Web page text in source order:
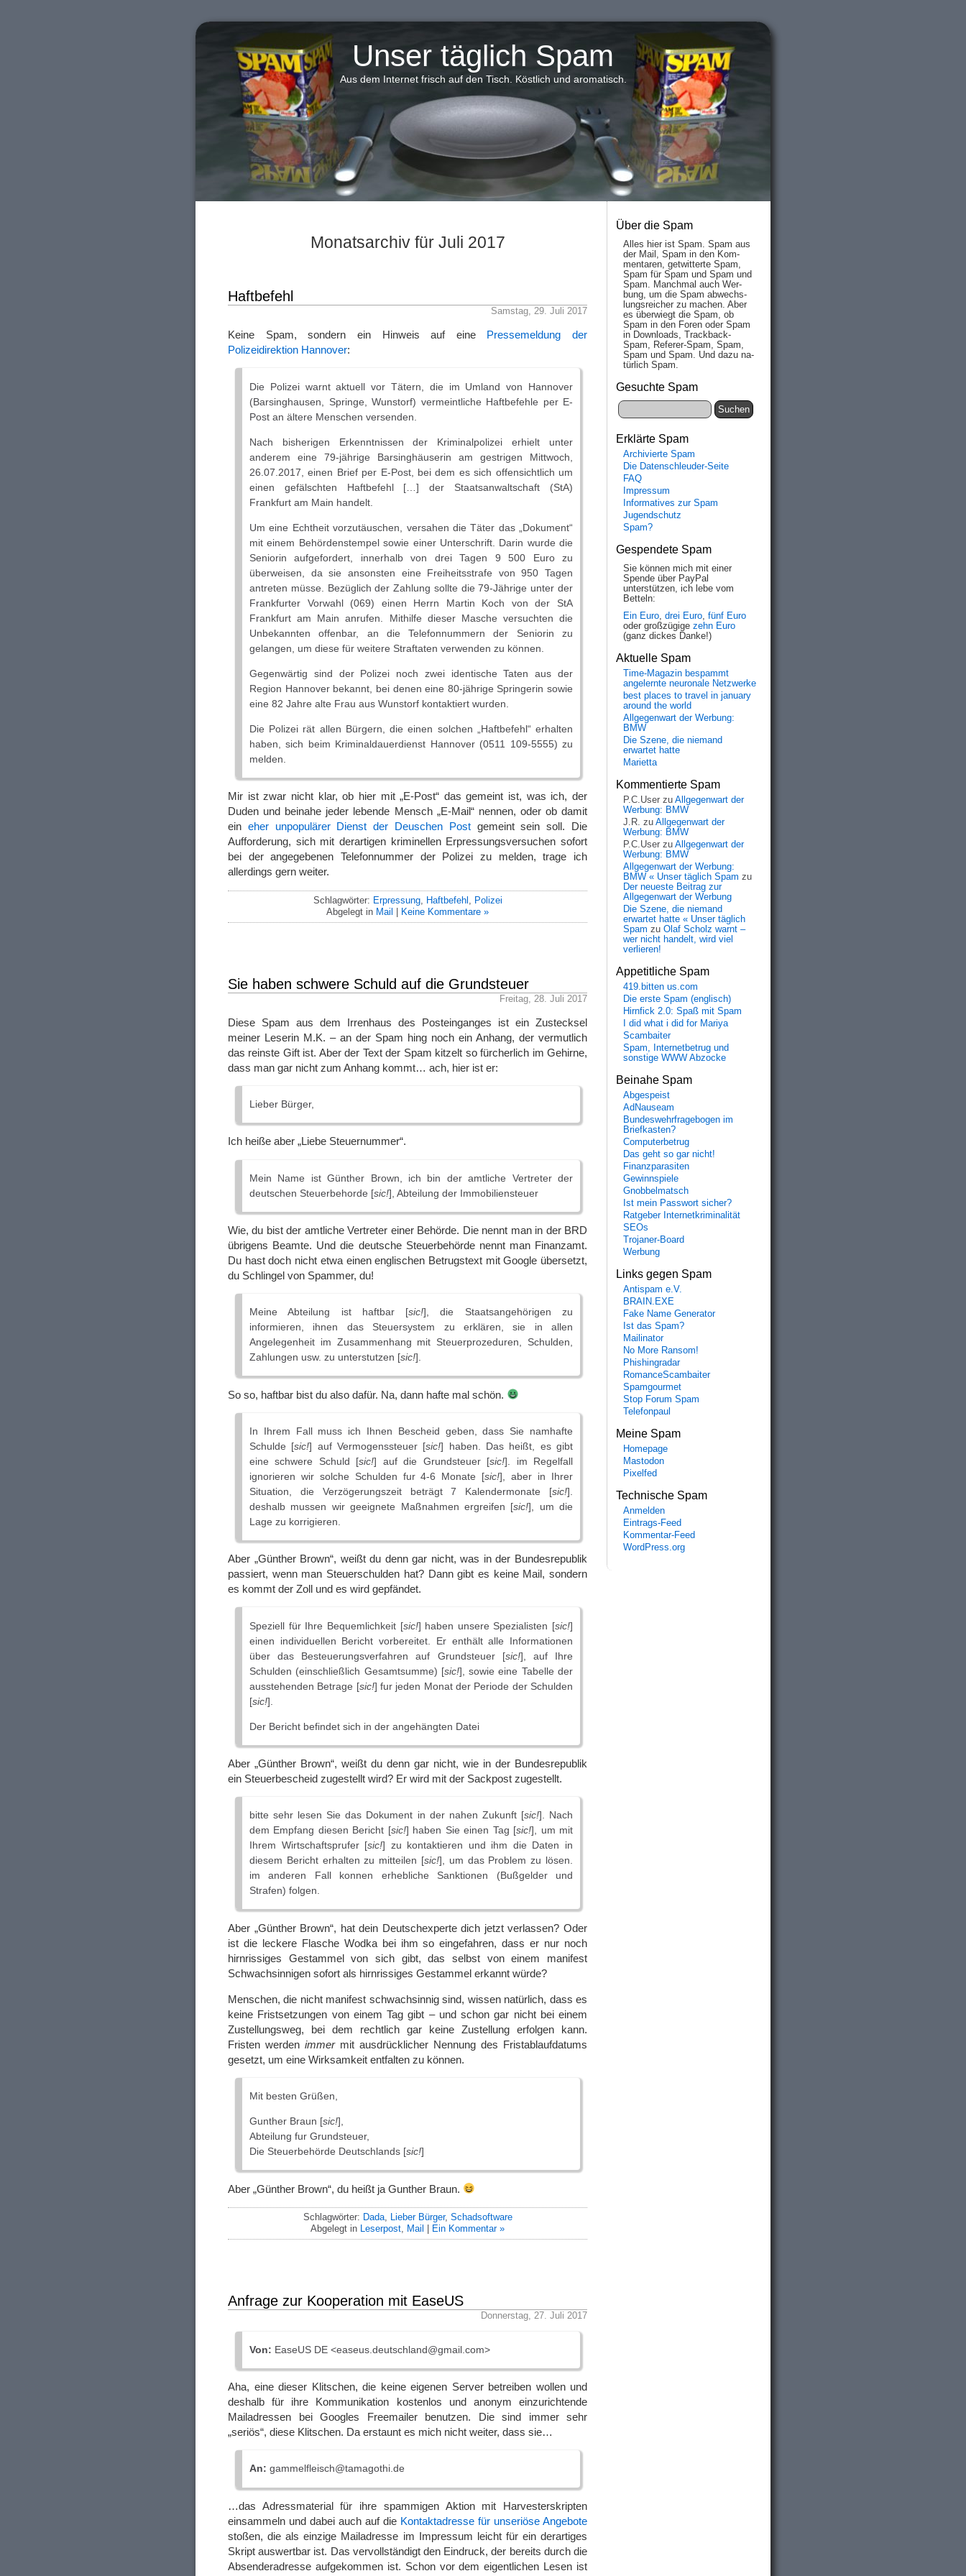
Unser täglich Spam
Aus dem Internet frisch auf den Tisch. Köstlich und aromatisch.
Monatsarchiv für Juli 2017
Haftbefehl
Samstag, 29. Juli 2017
Keine Spam, sondern ein Hinweis auf eine Pressemeldung der
Polizeidirektion Hannover:
Die Polizei warnt aktuell vor Tätern, die im Umland von Hannover
(Barsinghausen, Springe, Wunstorf) vermeintliche Haftbefehle per E-
Post an ältere Menschen versenden.
Nach bisherigen Erkenntnissen der Kriminalpolizei erhielt unter
anderem eine 79-jährige Barsinghäuserin am gestrigen Mittwoch,
26.07.2017, einen Brief per E-Post, bei dem es sich offensichtlich um
einen gefälschten Haftbefehl […] der Staatsanwaltschaft (StA)
Frankfurt am Main handelt.
Um eine Echtheit vorzutäuschen, versahen die Täter das „Dokument“
mit einem Behördenstempel sowie einer Unterschrift. Darin wurde die
Seniorin aufgefordert, innerhalb von drei Tagen 9 500 Euro zu
überweisen, da sie ansonsten eine Freiheitsstrafe von 950 Tagen
antreten müsse. Bezüglich der Zahlung sollte die 79-Jährige unter der
Frankfurter Vorwahl (069) einen Herrn Martin Koch von der StA
Frankfurt am Main anrufen. Mithilfe dieser Masche versuchten die
Unbekannten offenbar, an die Telefonnummern der Seniorin zu
gelangen, um diese für weitere Straftaten verwenden zu können.
Gegenwärtig sind der Polizei noch zwei identische Taten aus der
Region Hannover bekannt, bei denen eine 80-jährige Springerin sowie
eine 82 Jahre alte Frau aus Wunstorf kontaktiert wurden.
Die Polizei rät allen Bürgern, die einen solchen „Haftbefehl“ erhalten
haben, sich beim Kriminaldauerdienst Hannover (0511 109-5555) zu
melden.
Mir ist zwar nicht klar, ob hier mit „E-Post“ das gemeint ist, was ich, der
Duden und beinahe jeder lebende Mensch „E-Mail“ nennen, oder ob damit
ein eher unpopulärer Dienst der Deuschen Postgemeint sein soll. Die
Aufforderung, sich mit derartigen kriminellen Erpressungsversuchen sofort
bei der angegebenen Telefonnummer der Polizei zu melden, trage ich
allerdings gern weiter.
Schlagwörter: Erpressung, Haftbefehl
Polizei
Abgelegt in Mail | Keine Kommentare »
Sie haben schwere Schuld auf die Grundsteuer
Freitag, 28. Juli 2017
Diese Spam aus dem Irrenhaus des Posteinganges ist ein Zustecksel
meiner Leserin M.K. – an der Spam hing noch ein Anhang, der vermutlich
das reinste Gift ist. Aber der Text der Spam kitzelt so fürcherlich im Gehirne,
dass man gar nicht zum Anhang kommt… ach, hier ist er:
Lieber Bürger,
Ich heiße aber „Liebe Steuernummer“.
Mein Name ist Günther Brown, ich bin der amtliche Vertreter der
deutschen Steuerbehorde [sic!], Abteilung der Immobiliensteuer
Wie, du bist der amtliche Vertreter einer Behörde. Die nennt man in der BRD
übrigens Beamte. Und die deutsche Steuerbehörde nennt man Finanzamt.
Du hast doch nicht etwa einen englischen Betrugstext mit Google übersetzt,
du Schlingel von Spammer, du!
Meine Abteilung ist haftbar [sic!], die Staatsangehörigen zu
informieren, ihnen das Steuersystem zu erklären, sie in allen
Angelegenheit im Zusammenhang mit Steuerprozeduren, Schulden,
Zahlungen usw. zu unterstutzen [sic!].
So so, haftbar bist du also dafür. Na, dann hafte mal schön.
In Ihrem Fall muss ich Ihnen Bescheid geben, dass Sie namhafte
Schulde [sic!] auf Vermogenssteuer [sic!] haben. Das heißt, es gibt
eine schwere Schuld [sic!] auf die Grundsteuer [sic!]. im Regelfall
ignorieren wir solche Schulden fur 4-6 Monate [sic!], aber in Ihrer
Situation, die Verzögerungszeit beträgt 7 Kalendermonate [sic!].
deshalb mussen wir geeignete Maßnahmen ergreifen [sic!], um die
Lage zu korrigieren.
Aber „Günther Brown“, weißt du denn gar nicht, was in der Bundesrepublik
passiert, wenn man Steuerschulden hat? Dann gibt es keine Mail, sondern
es kommt der Zoll und es wird gepfändet.
Speziell für Ihre Bequemlichkeit [sic!] haben unsere Spezialisten [sic!]
einen individuellen Bericht vorbereitet. Er enthält alle Informationen
über das Besteuerungsverfahren auf Grundsteuer [sic!], auf Ihre
Schulden (einschließlich Gesamtsumme) [sic!], sowie eine Tabelle der
ausstehenden Betrage [sic!] fur jeden Monat der Periode der Schulden
[sic!].
Der Bericht befindet sich in der angehängten Datei
Aber „Günther Brown“, weißt du denn gar nicht, wie in der Bundesrepublik
ein Steuerbescheid zugestellt wird? Er wird mit der Sackpost zugestellt.
bitte sehr lesen Sie das Dokument in der nahen Zukunft [sic!]. Nach
dem Empfang diesen Bericht [sic!] haben Sie einen Tag [sic!], um mit
Ihrem Wirtschaftsprufer [sic!] zu kontaktieren und ihm die Daten in
diesem Bericht erhalten zu mitteilen [sic!], um das Problem zu lösen.
im anderen Fall konnen erhebliche Sanktionen (Bußgelder und
Strafen) folgen.
Aber „Günther Brown“, hat dein Deutschexperte dich jetzt verlassen? Oder
ist die leckere Flasche Wodka bei ihm so eingefahren, dass er nur noch
hirnrissiges Gestammel von sich gibt, das selbst von einem manifest
Schwachsinnigen sofort als hirnrissiges Gestammel erkannt würde?
Menschen, die nicht manifest schwachsinnig sind, wissen natürlich, dass es
keine Fristsetzungen von einem Tag gibt – und schon gar nicht bei einem
Zustellungsweg, bei dem rechtlich gar keine Zustellung erfolgen kann.
Fristen werden immermit ausdrücklicher Nennung des Fristablaufdatums
gesetzt, um eine Wirksamkeit entfalten zu können.
Mit besten Grüßen,
Gunther Braun [sic!],
Abteilung fur Grundsteuer,
Die Steuerbehörde Deutschlands [sic!]
Aber „Günther Brown“, du heißt ja Gunther Braun.
Schlagwörter: Dada, Lieber Bürger, Schadsoftware
Abgelegt in Leserpost Mail | Ein Kommentar »
Anfrage zur Kooperation mit EaseUS
Donnerstag, 27. Juli 2017
Von: EaseUS DE <easeus.deutschland@gmail.com>
Aha, eine dieser Klitschen, die keine eigenen Server betreiben wollen und
deshalb für ihre Kommunikation kostenlos und anonym einzurichtende
Mailadressen bei Googles Freemailer benutzen. Die sind immer sehr
„seriös“, diese Klitschen. Da erstaunt es mich nicht weiter, dass sie…
An: gammelfleisch@tamagothi.de
…das Adressmaterial für ihre spammigen Aktion mit Harvesterskripten
einsammeln und dabei auch auf die Kontaktadresse für unseriöse Angebote
stoßen, die als einzige Mailadresse im Impressum leicht für ein derartiges
Skript auswertbar ist. Das vervollständigt den Eindruck, der bereits durch die
Absenderadresse aufgekommen ist. Schon vor dem eigentlichen Lesen ist
Über die Spam
Alles hier ist Spam. Spam aus
der Mail, Spam in den Kom­
men­taren, ge­twit­ter­te Spam,
Spam für Spam und Spam und
Spam. Manch­mal auch Wer­
bung, um die Spam ab­wechs­
lungs­reich­er zu mach­en. Aber
es über­wiegt die Spam, ob
Spam in den Fo­ren oder Spam
in Down­loads, Track­back-
Spam, Re­fe­rer-Spam, Spam,
Spam und Spam. Und da­zu na­
tür­lich Spam.
Gesuchte Spam
Erklärte Spam
Archivierte Spam
Die Datenschleuder-Seite
FAQ
Impressum
Informatives zur Spam
Jugendschutz
Spam?
Gespendete Spam
Sie können mich mit einer
Spende über PayPal
unterstützen, ich lebe vom
Betteln:
Ein Euro, drei Euro, fünf Euro
oder großzügige zehn Euro
(ganz dickes Danke!)
Aktuelle Spam
Time-Magazin bespammt
angelernte neuronale Netzwerke
best places to travel in january
around the world
Allgegenwart der Werbung:
BMW
Die Szene, die niemand
erwartet hatte
Marietta
Kommentierte Spam
P.C.User zu Allgegenwart der
Werbung: BMW
J.R. zu Allgegenwart der
Werbung: BMW
P.C.User zu Allgegenwart der
Werbung: BMW
Allgegenwart der Werbung:
BMW « Unser täglich Spam zu
Der neueste Beitrag zur
Allgegenwart der Werbung
Die Szene, die niemand
erwartet hatte « Unser täglich
Spam zu Olaf Scholz warnt –
wer nicht handelt, wird viel
verlieren!
Appetitliche Spam
419.bitten us.com
Die erste Spam (englisch)
Hirnfick 2.0: Spaß mit Spam
I did what i did for Mariya
Scambaiter
Spam, Internetbetrug und
sonstige WWW Abzocke
Beinahe Spam
Abgespeist
AdNauseam
Bundeswehrfragebogen im
Briefkasten?
Computerbetrug
Das geht so gar nicht!
Finanzparasiten
Gewinnspiele
Gnobbelmatsch
Ist mein Passwort sicher?
Ratgeber Internetkriminalität
SEOs
Trojaner-Board
Werbung
Links gegen Spam
Antispam e.V.
BRAIN.EXE
Fake Name Generator
Ist das Spam?
Mailinator
No More Ransom!
Phishingradar
RomanceScambaiter
Spamgourmet
Stop Forum Spam
Telefonpaul
Meine Spam
Homepage
Mastodon
Pixelfed
Technische Spam
Anmelden
Eintrags-Feed
Kommentar-Feed
WordPress.org